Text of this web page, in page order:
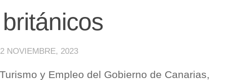
2 NOVIEMBRE, 2023
y Empleo del Gobierno de Canarias,